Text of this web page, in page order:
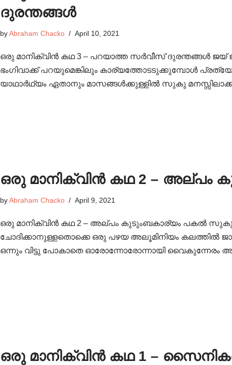
ദുരന്തങ്ങൾ
byAbraham Chacko April 10, 2021
ഒരു മാനിക്വിൻ കഥ 3 – പറയാത്ത സർവീസ് ദുരന്തങ്ങൾ
ഭംഗിവാക്ക് പറയുമെങ്കിലും കാര്യത്തോടടുക്കുമ്പോൾ
യാഥാർഥ്യം ഏതാനും മാസങ്ങൾക്കുള്ളിൽ സുകു
ഒരു മാനിക്വിൻ കഥ 2 – അല്പം
byAbraham Chacko April 9, 2021
ഒരു മാനിക്വിൻ കഥ 2 – അല്പം കുടുംബകാര്യം പകൽ
ചോദിക്കാനുള്ളതൊക്കെ ഒരു പഴയ അലൂമിനിയം കലത്തിൽ
ഒന്നും വിട്ടു പോകാതെ ഓരോന്നോരോന്നായി വൈകുന്നേരം
ഒരു മാനിക്വിൻ കഥ 1 –